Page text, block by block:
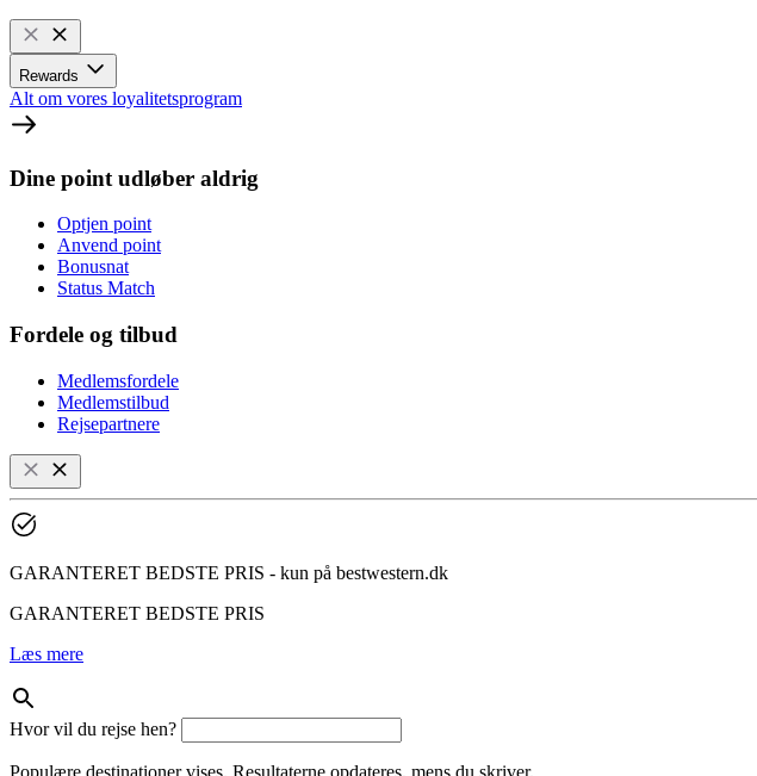
Rewards
Alt om vores loyalitetsprogram
Dine point udløber aldrig
Optjen point
Anvend point
Bonusnat
Status Match
Fordele og tilbud
Medlemsfordele
Medlemstilbud
Rejsepartnere
GARANTERET BEDSTE PRIS - kun på bestwestern.dk
GARANTERET BEDSTE PRIS
Læs mere
Hvor vil du rejse hen?
Populære destinationer vises. Resultaterne opdateres, mens du skriver.